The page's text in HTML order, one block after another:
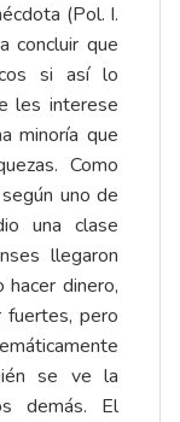
(Pol. I.
concluir que
si así lo
les interese
minoría que
Como
uno de
una clase
llegaron
dinero,
pero
se ve la
demás. El